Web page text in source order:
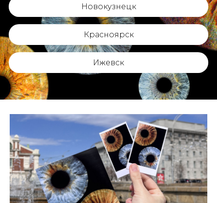
Новокузнецк
Красноярск
Ижевск